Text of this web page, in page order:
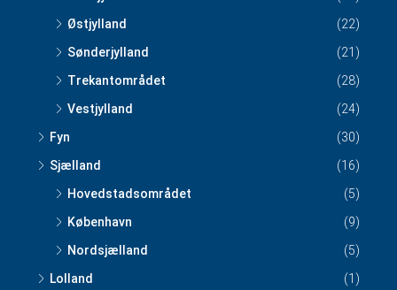
Østjylland
(22)
Sønderjylland
(21)
Trekantområdet
(28)
Vestjylland
(24)
Fyn
(30)
Sjælland
(16)
Hovedstadsområdet
(5)
København
(9)
Nordsjælland
(5)
Lolland
(1)